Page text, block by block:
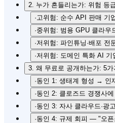
2. 누가 흔들리는가: 위험 등
· 고위험: 순수 API 판매 기
·중위험: 범용 GPU 클라우
·저위험: 파인튜닝·배포 전
·저위험: 도메인 특화 AI 기
3. 왜 무료로 공개하는가: 5가
·동인 1: 생태계 형성 → 인
·동인 2: 클로즈드 경쟁사
·동인 3: 자사 클라우드·광
·동인 4: 규제 회피 — "오